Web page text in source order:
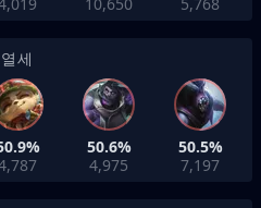
열세
50.6%
4,975
50.5%
7,197